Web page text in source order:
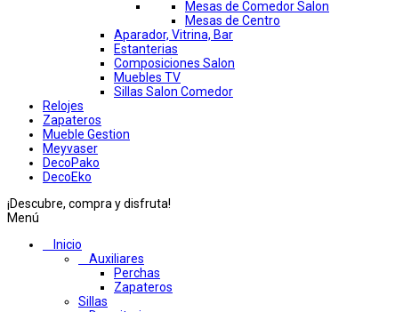
Mesas de Comedor Salon
Mesas de Centro
Aparador, Vitrina, Bar
Estanterias
Composiciones Salon
Muebles TV
Sillas Salon Comedor
Relojes
Zapateros
Mueble Gestion
Meyvaser
DecoPako
DecoEko
¡Descubre, compra y disfruta!
Menú
Inicio
Auxiliares
Perchas
Zapateros
Sillas